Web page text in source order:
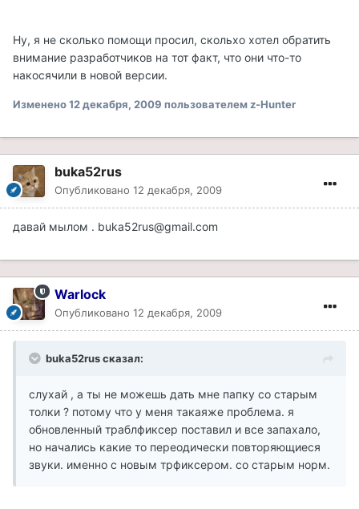
Ну, я не сколько помощи просил, скольхо хотел обратить
внимание разработчиков на тот факт, что они что-то
накосячили в новой версии.
Изменено12 декабря, 2009 пользователем z-Hunter
buka52rus
Опубликовано 12 декабря, 2009
давай мылом . buka52rus@gmail.com
Warlock
Опубликовано 12 декабря, 2009
buka52rus сказал:
слухай , а ты не можешь дать мне папку со старым
толки ? потому что у меня такаяже проблема. я
обновленный траблфиксер поставил и все запахало,
но начались какие то переодически повторяющиеся
звуки. именно с новым трфиксером. со старым норм.